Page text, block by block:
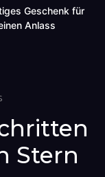
Geschenk für
Anlass
Stern